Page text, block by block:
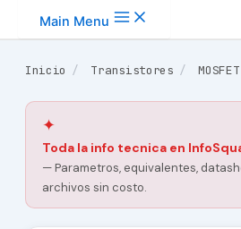
Main Menu
Inicio / Transistores / MOSFET
✦
Toda la info tecnica en
— Parametros, equivalentes,
archivos sin costo.